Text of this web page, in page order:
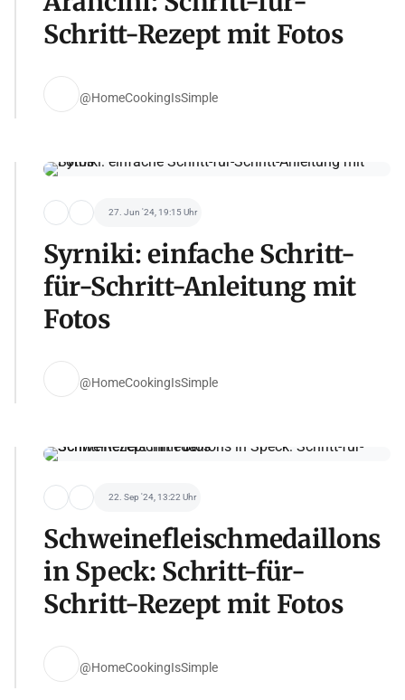
Schritt-Rezept mit Fotos
@HomeCookingIsSimple
27. Jun '24, 19:15 Uhr
Syrniki: einfache Schritt-
für-Schritt-Anleitung mit
Fotos
@HomeCookingIsSimple
22. Sep '24, 13:22 Uhr
Schweinefleischmedaillons
in Speck: Schritt-für-
Schritt-Rezept mit Fotos
@HomeCookingIsSimple